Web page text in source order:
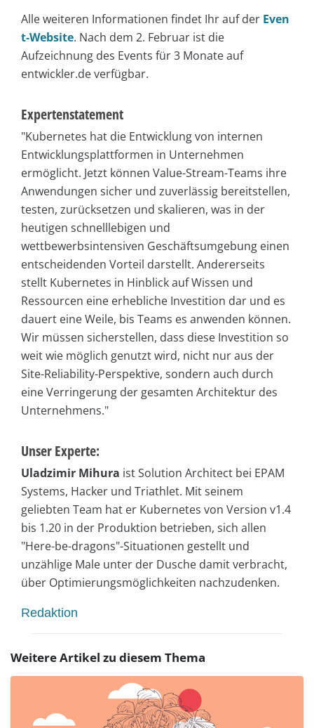
Alle weiteren Informationen findet Ihr auf der Even
t-Website. Nach dem 2. Februar ist die
Aufzeichnung des Events für 3 Monate auf
entwickler.de verfügbar.
Expertenstatement
"Kubernetes hat die Entwicklung von internen
Entwicklungsplattformen in Unternehmen
ermöglicht. Jetzt können Value-Stream-Teams ihre
Anwendungen sicher und zuverlässig bereitstellen,
testen, zurücksetzen und skalieren, was in der
heutigen schnelllebigen und
wettbewerbsintensiven Geschäftsumgebung einen
entscheidenden Vorteil darstellt. Andererseits
stellt Kubernetes in Hinblick auf Wissen und
Ressourcen eine erhebliche Investition dar und es
dauert eine Weile, bis Teams es anwenden können.
Wir müssen sicherstellen, dass diese Investition so
weit wie möglich genutzt wird, nicht nur aus der
Site-Reliability-Perspektive, sondern auch durch
eine Verringerung der gesamten Architektur des
Unternehmens."
Unser Experte:
Uladzimir Mihura ist Solution Architect bei EPAM
Systems, Hacker und Triathlet. Mit seinem
geliebten Team hat er Kubernetes von Version v1.4
bis 1.20 in der Produktion betrieben, sich allen
"Here-be-dragons"-Situationen gestellt und
unzählige Male unter der Dusche damit verbracht,
über Optimierungsmöglichkeiten nachzudenken.
Redaktion
Weitere Artikel zu diesem Thema